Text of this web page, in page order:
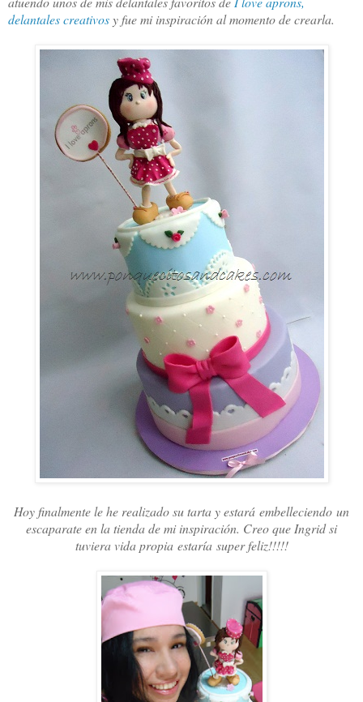
delantales creativosy fue mi inspiración al momento de crearla.
Hoy finalmente le he realizado su tarta y estará embelleciendo un
escaparate en la tienda de mi inspiración. Creo que Ingrid si
tuviera vida propia estaría super feliz!!!!!